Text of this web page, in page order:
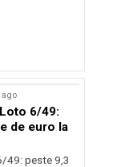
ago
6/49:
de euro la
49: peste 9,3